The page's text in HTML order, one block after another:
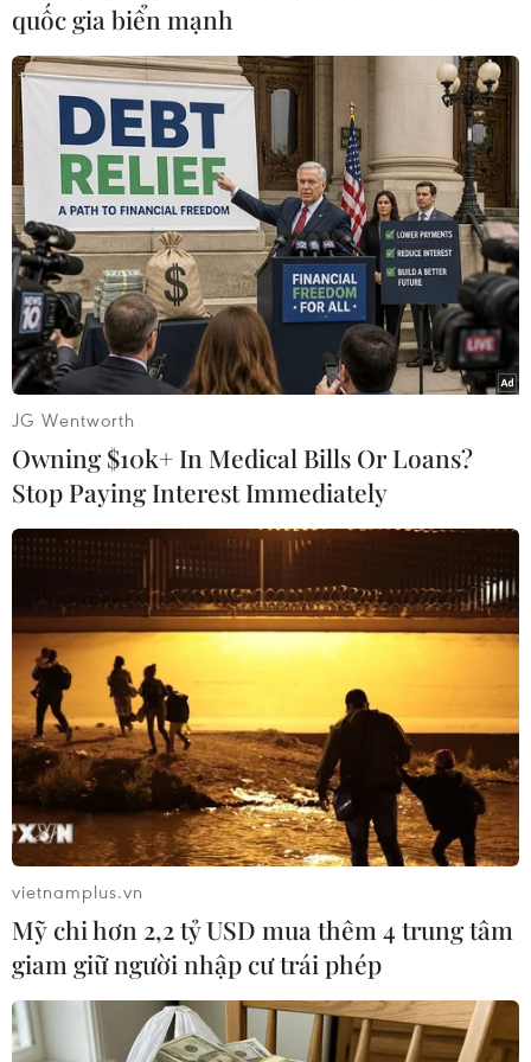
đối tượng tình nghi.
(TTXVN/Vietnam+)
#Cơ quan An ninh Liên bang Nga
#Tấn công khủng bố
#Stavropol
#Đặc vụ FSB #Thiết bị nổ
Theo dõi VietnamPlus
TIN LIÊN QUAN
quốc gia biển mạnh
JG Wentworth
Owning $10k+ In Medical Bills Or Loans?
Stop Paying Interest Immediately
vietnamplus.vn
Mỹ chi hơn 2,2 tỷ USD mua thêm 4 trung tâm
giam giữ người nhập cư trái phép